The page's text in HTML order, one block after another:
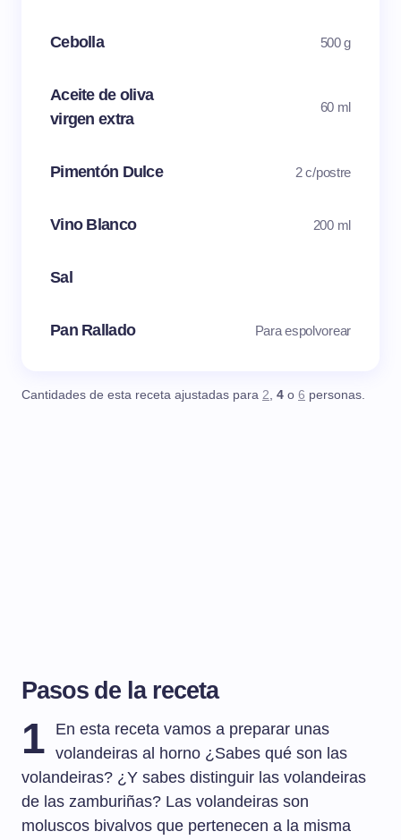
Cebolla 500 g
Aceite de oliva
virgen extra
60 ml
Pimentón Dulce 2 c/postre
Vino Blanco 200 ml
Sal
Pan Rallado Para espolvorear
Cantidades de esta receta ajustadas para 2, 4 o 6 personas.
Pasos de la receta
1
En esta receta vamos a preparar unas
volandeiras al horno ¿Sabes qué son las
volandeiras? ¿Y sabes distinguir las volandeiras
de las zamburiñas? Las volandeiras son
moluscos bivalvos que pertenecen a la misma